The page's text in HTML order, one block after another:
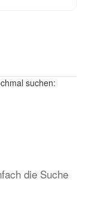
suchen:
die Suche